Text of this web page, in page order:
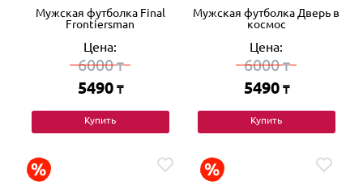
Мужская футболка Final
Frontiersman
Цена:
6000₸
5490 ₸
Купить
Мужская футболка Дверь в
космос
Цена:
6000₸
5490 ₸
Купить